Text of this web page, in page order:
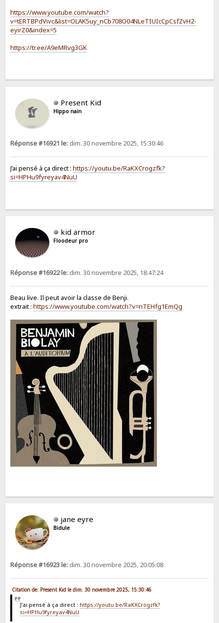
https://www.youtube.com/watch?
v=tERTBPdVivc&list=OLAK5uy_nCb708O04NLeTIUIcCpCsfZvH2-
eyirZ0&index=5
https://tr.ee/A9eMRvg3GK
Present Kid
Hippo nain
Réponse #16921 le: dim. 30 novembre 2025, 15:30:46
J’ai pensé à ça direct :https://youtu.be/RaKXCrogzfk?
si=HPHu9fyreyav4NuU
kid armor
Floodeur pro
Réponse #16922 le: dim. 30 novembre 2025, 18:47:24
Beau live. Il peut avoir la classe de Benji.
extrait :https://www.youtube.com/watch?v=nTEHfg1EmQg
jane eyre
Bidule
Réponse #16923 le: dim. 30 novembre 2025, 20:05:08
Citation de: Present Kid le dim. 30 novembre 2025, 15:30:46
J’ai pensé à ça direct : https://youtu.be/RaKXCrogzfk?
si=HPHu9fyreyav4NuU